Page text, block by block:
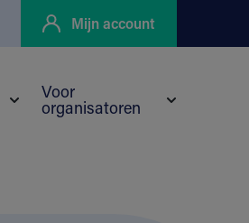
Mijn account
Submenu voor Voor monitoren
Voor
organisatoren